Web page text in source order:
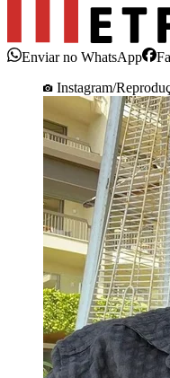
Enviar no WhatsApp
Instagram/